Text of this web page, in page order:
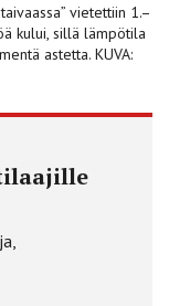
vietettiin 1.–
kului, sillä lämpötila
astetta. KUVA: